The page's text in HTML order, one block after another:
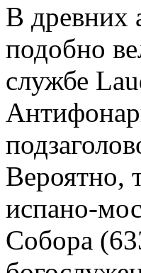
В древних
подобно
службе
Вероятно,
испано-
Собора